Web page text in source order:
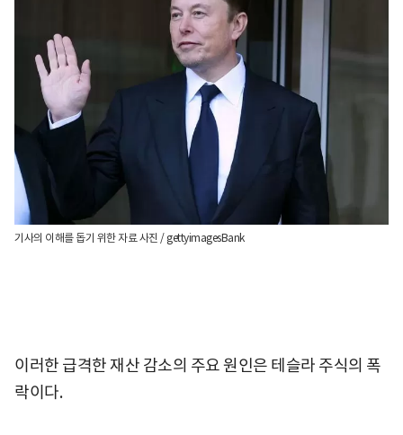
기사의 이해를 돕기 위한 자료 사진 / gettyimagesBank
이러한 급격한 재산 감소의 주요 원인은 테슬라 주식의 폭
락이다.